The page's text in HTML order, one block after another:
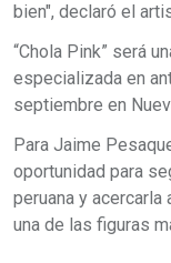
bien", declaró el
“Chola Pink” será
especializada en
septiembre en
Para Jaime
oportunidad para
peruana y
una de las figuras